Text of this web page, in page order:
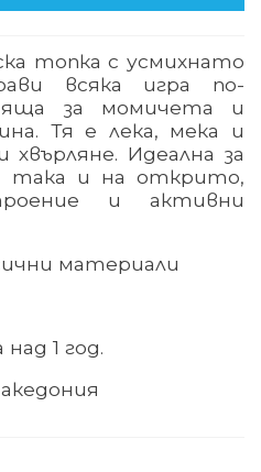
топка с усмихнато
всяка игра по-
за момичета и
Тя е лека, мека и
хвърляне. Идеална за
така и на открито,
и активни
материали
1 год.